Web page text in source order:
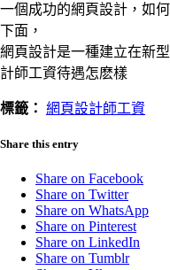
一個成功的網頁設計，如
下面，
網頁設計是一種建立在新
計師工資待遇怎麽樣
標籤： 網頁設計師工資
Share this entry
Share on Facebook
Share on Twitter
Share on WhatsApp
Share on Pinterest
Share on LinkedIn
Share on Tumblr